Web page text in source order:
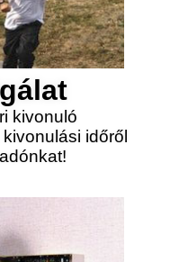
kivonuló
időről